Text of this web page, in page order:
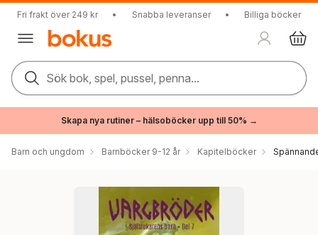
Fri frakt över 249 kr • Snabba leveranser • Billiga böcker
Sök bok, spel, pussel, penna...
Skapa nya rutiner – hälsoböcker upp till 50% →
Barn och ungdom Barnböcker 9-12 år Kapitelböcker